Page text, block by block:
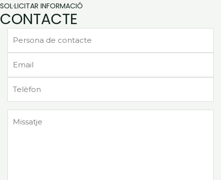
SOL·LICITAR INFORMACIÓ
CONTACTE